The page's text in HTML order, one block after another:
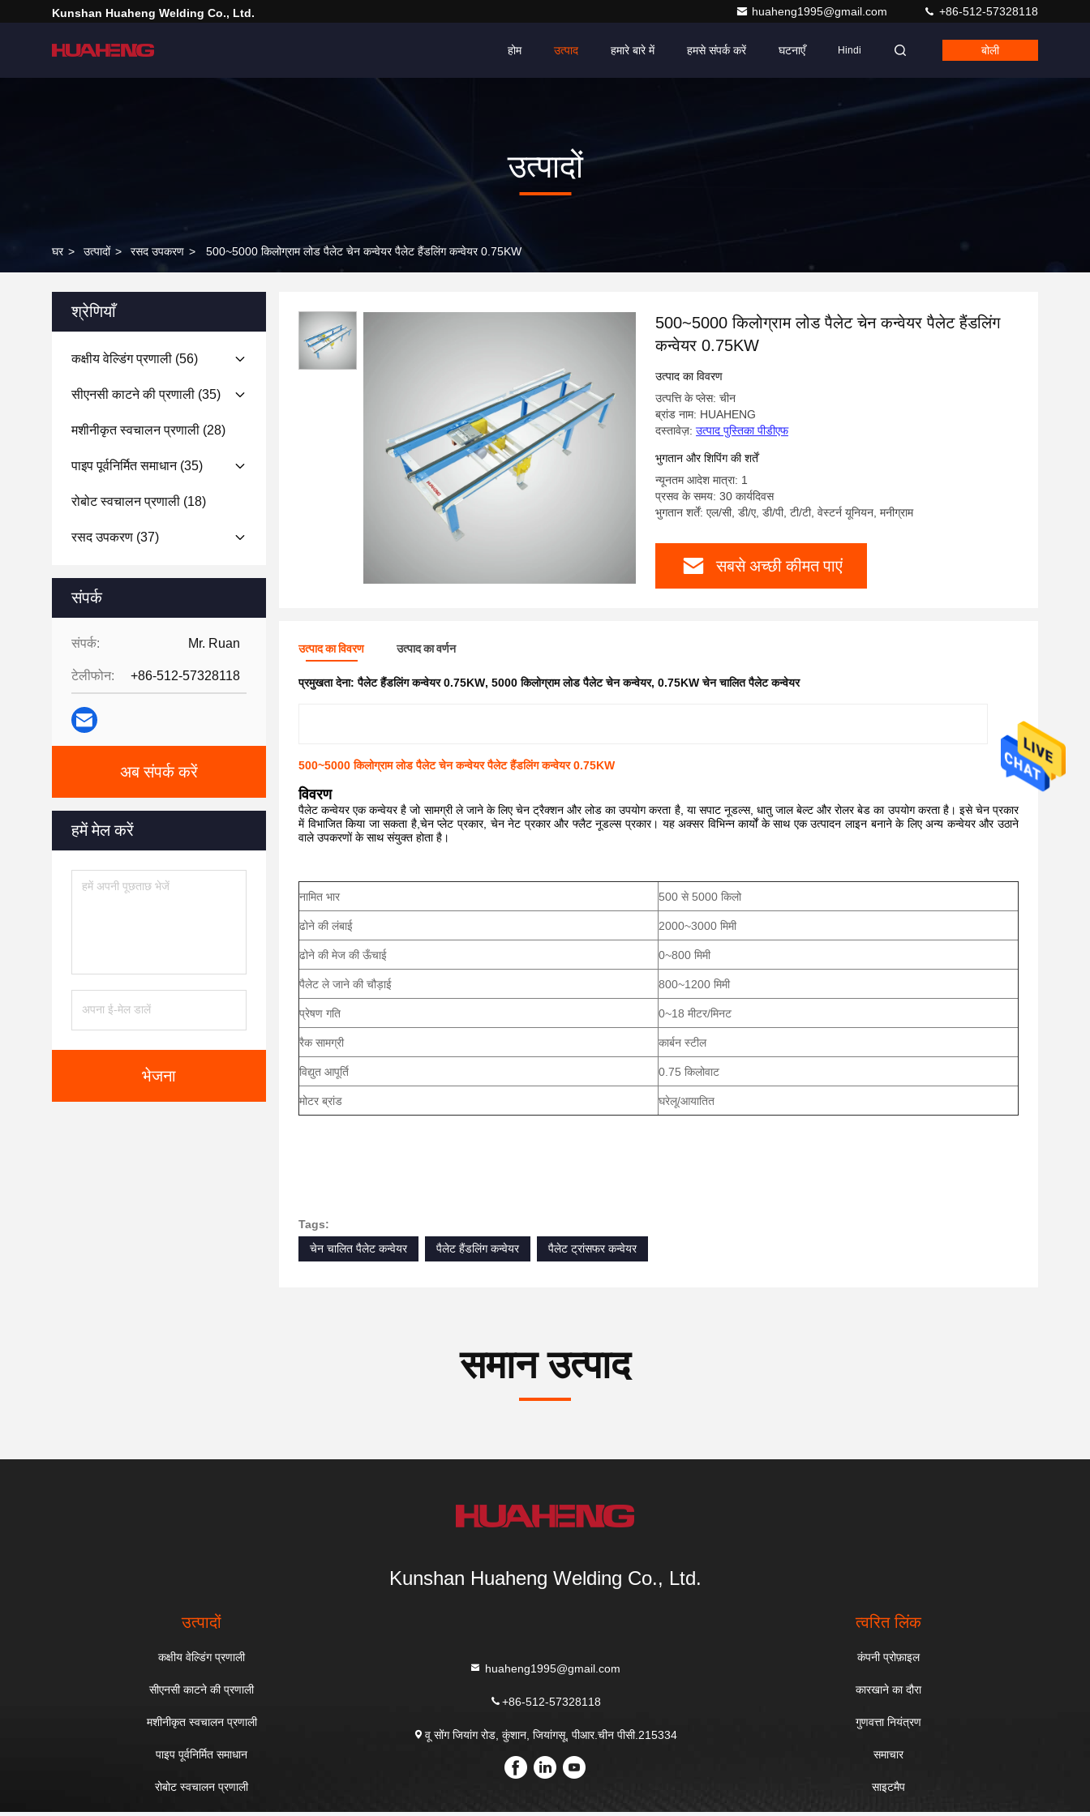
Kunshan Huaheng Welding Co., Ltd. huaheng1995@gmail.com +86-512-57328118
होम उत्पाद हमारे बारे में हमसे संपर्क करें घटनाएँ Hindi बोली
उत्पादों
घर > उत्पादों > रसद उपकरण > 500~5000 किलोग्राम लोड पैलेट चेन कन्वेयर पैलेट हैंडलिंग कन्वेयर 0.75KW
श्रेणियाँ
कक्षीय वेल्डिंग प्रणाली (56)
सीएनसी काटने की प्रणाली (35)
मशीनीकृत स्वचालन प्रणाली (28)
पाइप पूर्वनिर्मित समाधान(35)
रोबोट स्वचालन प्रणाली (18)
रसद उपकरण (37)
संपर्क
संपर्क: Mr. Ruan
टेलीफोन: +86-512-57328118
अब संपर्क करें
हमें मेल करें
भेजना
500~5000 किलोग्राम लोड पैलेट चेन कन्वेयर पैलेट हैंडलिंग
कन्वेयर 0.75KW
उत्पाद का विवरण
उत्पत्ति के प्लेस: चीन
ब्रांड नाम: HUAHENG
दस्तावेज़: उत्पाद पुस्तिका पीडीएफ
भुगतान और शिपिंग की शर्तें
न्यूनतम आदेश मात्रा: 1
प्रसव के समय: 30 कार्यदिवस
भुगतान शर्तें: एल/सी, डी/ए, डी/पी, टी/टी, वेस्टर्न यूनियन, मनीग्राम
सबसे अच्छी कीमत पाएं
उत्पाद का विवरण उत्पाद का वर्णन
प्रमुखता देना:पैलेट हैंडलिंग कन्वेयर 0.75KW, 5000 किलोग्राम लोड पैलेट चेन कन्वेयर, 0.75KW चेन चालित पैलेट कन्वेयर
500~5000 किलोग्राम लोड पैलेट चेन कन्वेयर पैलेट हैंडलिंग कन्वेयर 0.75KW
विवरण
पैलेट कन्वेयर एक कन्वेयर है जो सामग्री ले जाने के लिए चेन ट्रैक्शन और लोड का उपयोग करता है, या सपाट नूडल्स, धातु जाल बेल्ट और रोलर बेड का उपयोग करता है। इसे चेन प्रकार
में विभाजित किया जा सकता है,चेन प्लेट प्रकार, चेन नेट प्रकार और फ्लैट नूडल्स प्रकार। यह अक्सर विभिन्न कार्यों के साथ एक उत्पादन लाइन बनाने के लिए अन्य कन्वेयर और उठाने
वाले उपकरणों के साथ संयुक्त होता है।
नामित भार 500 से 5000 किलो
ढोने की लंबाई 2000~3000 मिमी
ढोने की मेज की ऊँचाई 0~800 मिमी
पैलेट ले जाने की चौड़ाई 800~1200 मिमी
प्रेषण गति 0~18 मीटर/मिनट
रैक सामग्री कार्बन स्टील
विद्युत आपूर्ति 0.75 किलोवाट
मोटर ब्रांड घरेलू/आयातित
Tags:
चेन चालित पैलेट कन्वेयर
पैलेट हैंडलिंग कन्वेयर पैलेट ट्रांसफर कन्वेयर
समान उत्पाद
Kunshan Huaheng Welding Co., Ltd.
उत्पादों
कक्षीय वेल्डिंग प्रणाली
सीएनसी काटने की प्रणाली
मशीनीकृत स्वचालन प्रणाली
पाइप पूर्वनिर्मित समाधान
रोबोट स्वचालन प्रणाली
huaheng1995@gmail.com
+86-512-57328118
वू सोंग जियांग रोड, कुंशान, जियांगसू, पीआर.चीन पीसी.215334
त्वरित लिंक
कंपनी प्रोफ़ाइल
कारखाने का दौरा
गुणवत्ता नियंत्रण
समाचार
साइटमैप